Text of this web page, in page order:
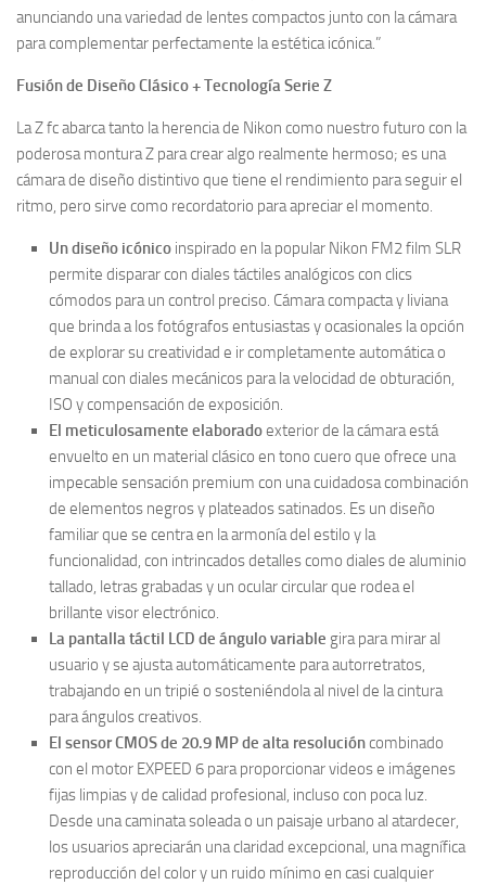
anunciando una variedad de lentes compactos junto con la cámara
para complementar perfectamente la estética icónica.”
Fusión de Diseño Clásico + Tecnología Serie Z
La Z fc abarca tanto la herencia de Nikon como nuestro futuro con la
poderosa montura Z para crear algo realmente hermoso; es una
cámara de diseño distintivo que tiene el rendimiento para seguir el
ritmo, pero sirve como recordatorio para apreciar el momento.
Un diseño icónico inspirado en la popular Nikon FM2 film SLR
permite disparar con diales táctiles analógicos con clics
cómodos para un control preciso. Cámara compacta y liviana
que brinda a los fotógrafos entusiastas y ocasionales la opción
de explorar su creatividad e ir completamente automática o
manual con diales mecánicos para la velocidad de obturación,
ISO y compensación de exposición.
El meticulosamente elaboradoexterior de la cámara está
envuelto en un material clásico en tono cuero que ofrece una
impecable sensación premium con una cuidadosa combinación
de elementos negros y plateados satinados. Es un diseño
familiar que se centra en la armonía del estilo y la
funcionalidad, con intrincados detalles como diales de aluminio
tallado, letras grabadas y un ocular circular que rodea el
brillante visor electrónico.
La pantalla táctil LCD de ángulo variable gira para mirar al
usuario y se ajusta automáticamente para autorretratos,
trabajando en un tripié o sosteniéndola al nivel de la cintura
para ángulos creativos.
El sensor CMOS de 20.9 MP de alta resolucióncombinado
con el motor EXPEED 6 para proporcionar videos e imágenes
fijas limpias y de calidad profesional, incluso con poca luz.
Desde una caminata soleada o un paisaje urbano al atardecer,
los usuarios apreciarán una claridad excepcional, una magnífica
reproducción del color y un ruido mínimo en casi cualquier